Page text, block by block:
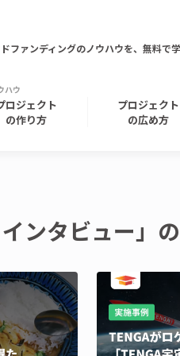
ファンディングのノウハウを、無料で
ロジェクト
の作り方
プロジェクト
の広め方
ンタビュー」